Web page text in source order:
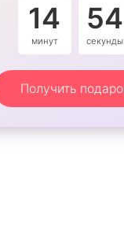
14
минут
54
секунды
Получить